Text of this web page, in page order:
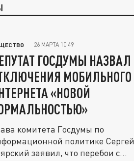
26 МАРТА 10:49
ГОСДУМЫ НАЗВАЛ
МОБИЛЬНОГО
«НОВОЙ
комитета Госдумы по
политике Сергей
заявил, что перебои с